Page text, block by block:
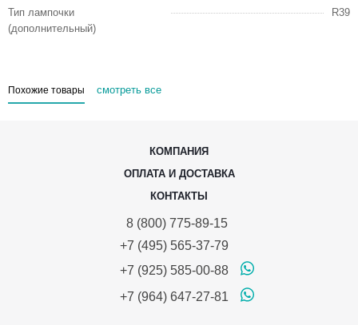
Тип лампочки
(дополнительный)
R39
Похожие товары смотреть все
КОМПАНИЯ
ОПЛАТА И ДОСТАВКА
КОНТАКТЫ
8 (800) 775-89-15
+7 (495) 565-37-79
+7 (925) 585-00-88
+7 (964) 647-27-81